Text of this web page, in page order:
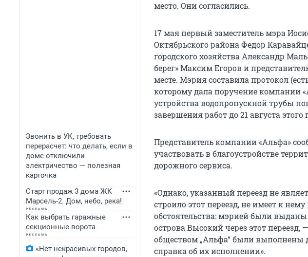
Звонить в УК, требовать
перерасчет: что делать, если в
доме отключили
электричество — полезная
карточка
Старт продаж 3 дома ЖК
Марсель-2. Дом, небо, река!
Как выбрать гаражные
секционные ворота
«Нет некрасивых городов,
место. Они согласились.
17 мая первый заместитель мэра
Октябрьского района Федор
городского хозяйства Александр
берег» Максим Егоров и
месте. Мэрия составила протокол
которому дала поручение компании
устройства водопропускной трубы
завершения работ до 21 августа этого
Представитель компании «Альфа»
участвовать в благоустройстве
дорожного сервиса.
«Однако, указанный переезд не
строило этот переезд, не имеет к
обстоятельства: мэрией были
острова Высокий через этот
обществом „Альфа“ были выполнены
справка об их исполнении».